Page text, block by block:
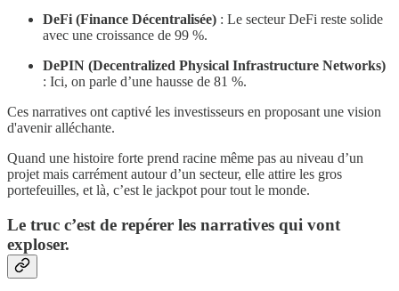
DeFi (Finance Décentralisée) : Le secteur DeFi reste solide
avec une croissance de 99 %.
DePIN (Decentralized Physical Infrastructure Networks)
: Ici, on parle d’une hausse de 81 %.
Ces narratives ont captivé les investisseurs en proposant une vision
d'avenir alléchante.
Quand une histoire forte prend racine même pas au niveau d’un
projet mais carrément autour d’un secteur, elle attire les gros
portefeuilles, et là, c’est le jackpot pour tout le monde.
Le truc c’est de repérer les narratives qui vont
exploser.